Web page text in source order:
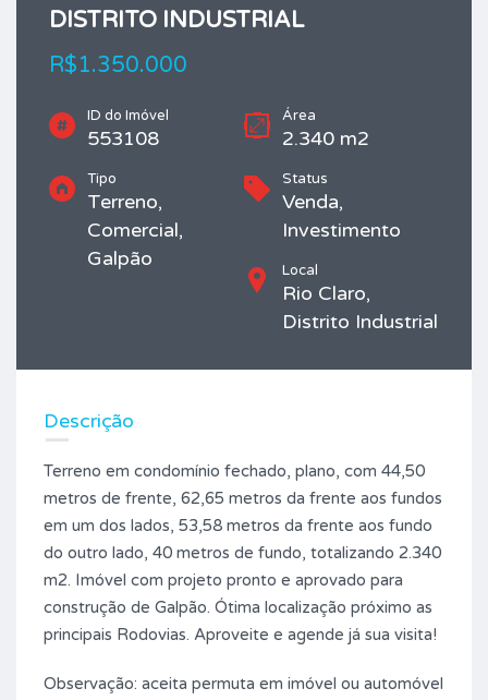
DISTRITO INDUSTRIAL
R$1.350.000
ID do Imóvel
553108
Área
2.340 m2
Tipo
Terreno,
Comercial,
Galpão
Status
Venda,
Investimento
Local
Rio Claro,
Distrito Industrial
Descrição
Terreno em condomínio fechado, plano, com 44,50
metros de frente, 62,65 metros da frente aos fundos
em um dos lados, 53,58 metros da frente aos fundo
do outro lado, 40 metros de fundo, totalizando 2.340
m2. Imóvel com projeto pronto e aprovado para
construção de Galpão. Ótima localização próximo as
principais Rodovias. Aproveite e agende já sua visita!
Observação: aceita permuta em imóvel ou automóvel